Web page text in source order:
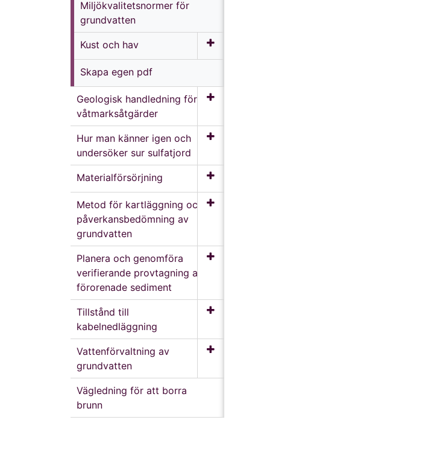
Miljö­kvalitets­normer för
grundvatten
Kust och hav
Skapa egen pdf
Geologisk handledning för
våtmarksåtgärder
Hur man känner igen och
undersöker sur sulfatjord
Materialförsörjning
Metod för kartläggning och
påverkansbedömning av
grundvatten
Planera och genomföra
verifierande provtagning av
förorenade sediment
Tillstånd till
kabelnedläggning
Vattenförvaltning av
grundvatten
Vägledning för att borra
brunn